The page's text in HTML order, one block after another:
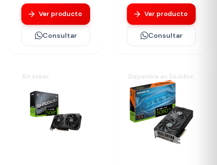
Ver producto
Consultar
Ver producto
Consultar
Sin stock Disponible en 24/48hs